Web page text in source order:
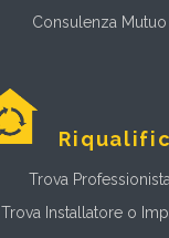
Consulenza Mutuo
Trova Professionista
Trova Installatore o